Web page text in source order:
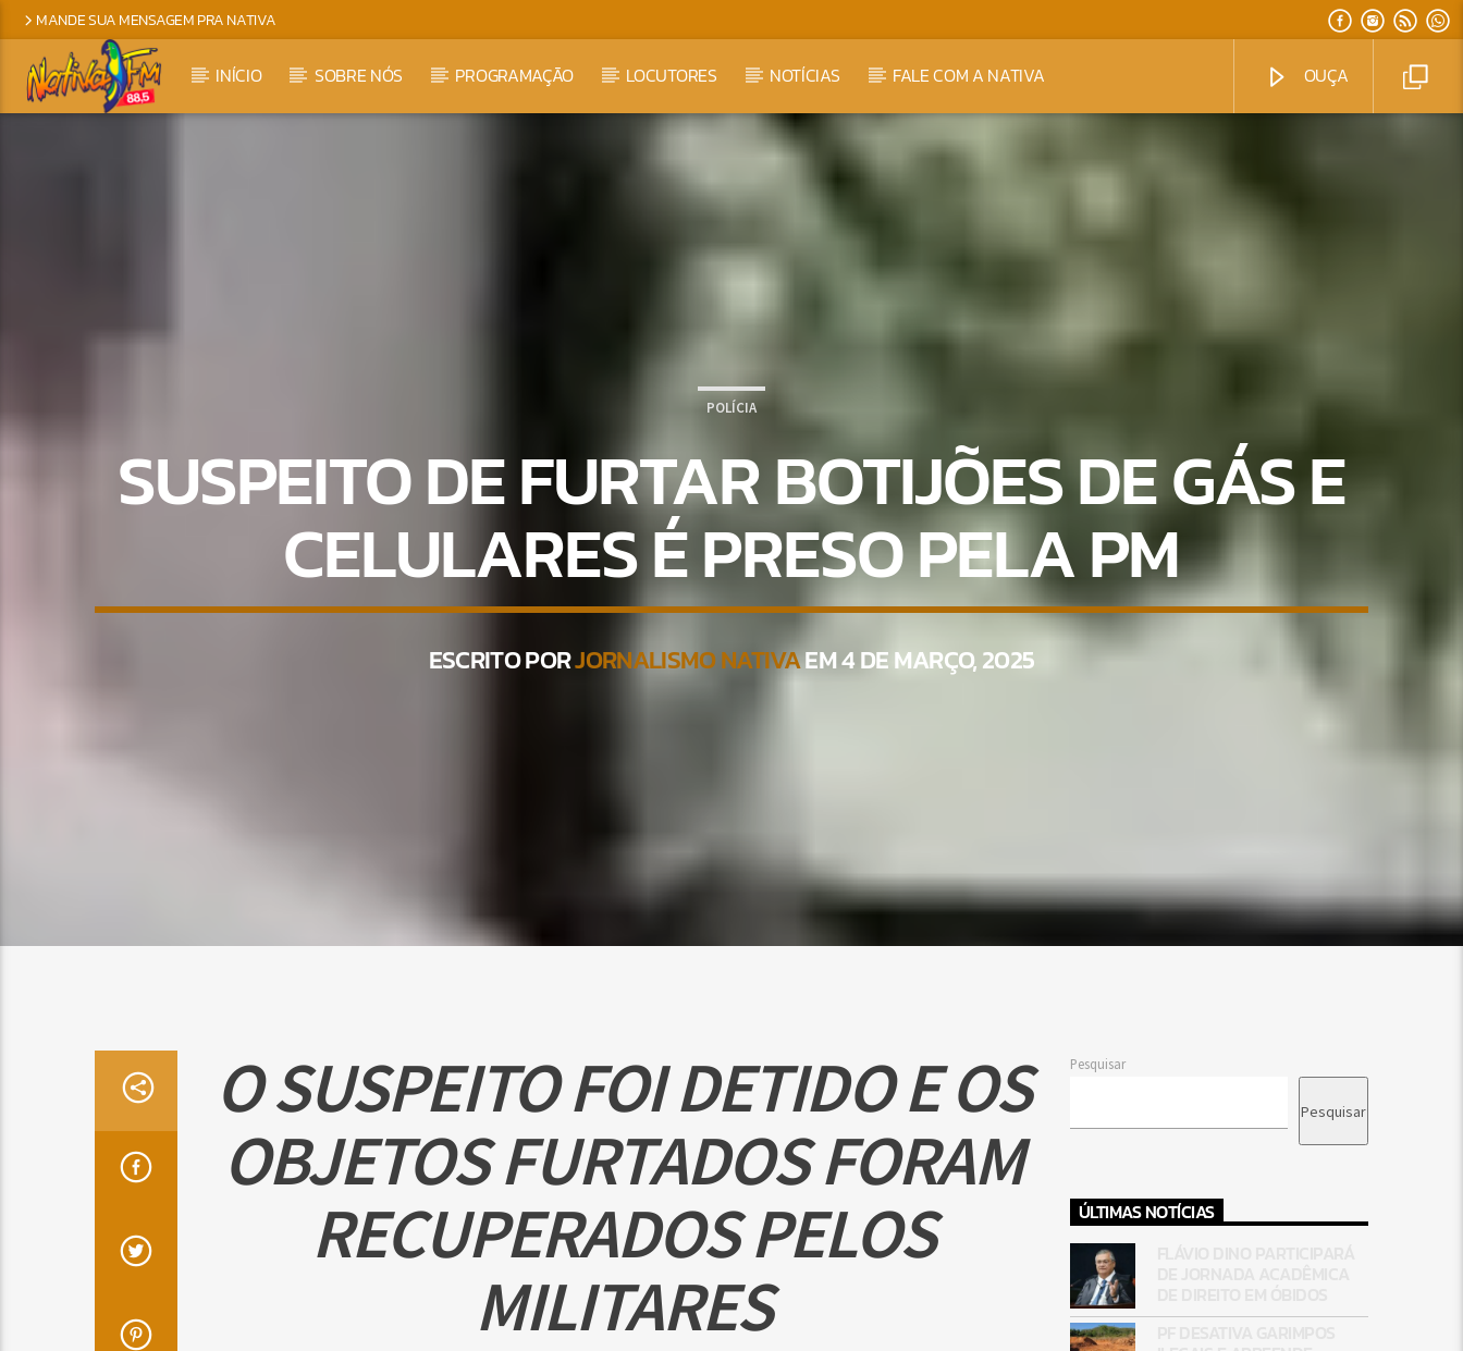
MANDE SUA MENSAGEM PRA NATIVA
INÍCIO SOBRE NÓS PROGRAMAÇÃO LOCUTORES NOTÍCIAS FALE COM A NATIVA OUÇA
POLÍCIA
SUSPEITO DE FURTAR BOTIJÕES DE GÁS E
CELULARES É PRESO PELA PM
ESCRITO PORJORNALISMO NATIVAEM 4 DE MARÇO, 2025
O SUSPEITO FOI DETIDO E OS
OBJETOS FURTADOS FORAM
RECUPERADOS PELOS
MILITARES
Pesquisar
Pesquisar
ÚLTIMAS NOTÍCIAS